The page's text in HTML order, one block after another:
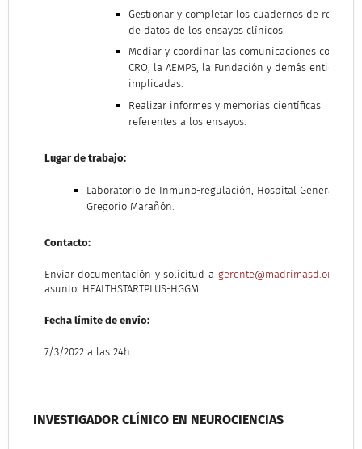
Gestionar y completar los cuadernos de recogida
de datos de los ensayos clínicos.
Mediar y coordinar las comunicaciones con la
CRO, la AEMPS, la Fundación y demás entidades
implicadas.
Realizar informes y memorias científicas
referentes a los ensayos.
Lugar de trabajo:
Laboratorio de Inmuno-regulación, Hospital General
Gregorio Marañón.
Contacto:
Enviar documentación y solicitud a gerente@madrimasd.org
asunto: HEALTHSTARTPLUS-HGGM
Fecha límite de envío:
7/3/2022 a las 24h
INVESTIGADOR CLÍNICO EN NEUROCIENCIAS